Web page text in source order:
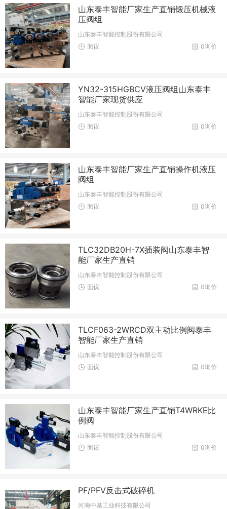
山东泰丰智能厂家生产直销锻压机械液
压阀组
山东泰丰智能控制股份有限公司
0询价
面议
YN32-315HGBCV液压阀组山东泰丰
智能厂家现货供应
山东泰丰智能控制股份有限公司
0询价
面议
山东泰丰智能厂家生产直销操作机液压
阀组
山东泰丰智能控制股份有限公司
0询价
面议
TLC32DB20H-7X插装阀山东泰丰智
能厂家生产直销
山东泰丰智能控制股份有限公司
0询价
面议
TLCF063-2WRCD双主动比例阀泰丰
智能厂家生产直销
山东泰丰智能控制股份有限公司
0询价
面议
山东泰丰智能厂家生产直销T4WRKE比
例阀
山东泰丰智能控制股份有限公司
0询价
面议
PF/PFV反击式破碎机
河南中基工业科技有限公司